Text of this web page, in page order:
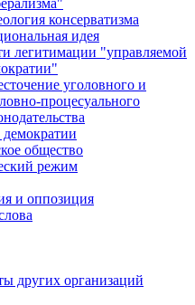
консерватизма
идея
легитимации "управляемой
уголовного и
процесуального
общество
режим
и оппозиция
других организаций